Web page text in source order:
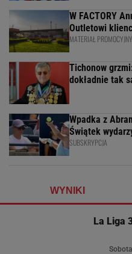
W FACTORY
Outletowi
MATERIAŁ PROMOCYJNY
Tichonow
dokładnie tak
Wpadka z
Świątek
SUBSKRYPCJA
WYNIKI
La Liga